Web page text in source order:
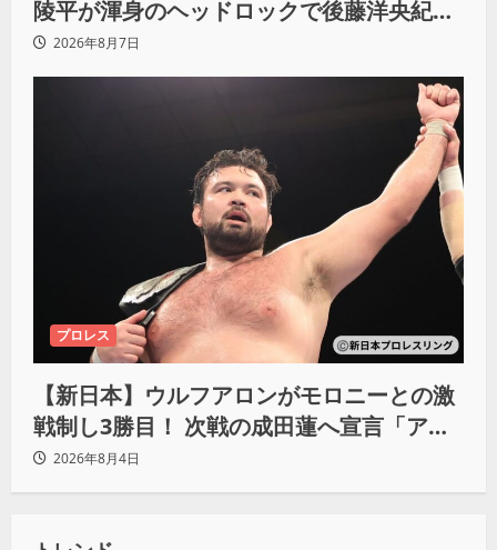
陵平が渾身のヘッドロックで後藤洋央紀か
らタップ奪取 執念の「リベンジ＆4勝目」
2026年8月7日
プロレス
【新日本】ウルフアロンがモロニーとの激
戦制し3勝目！ 次戦の成田蓮へ宣言「アイ
ツの王道を俺の王道でぶち壊す」
2026年8月4日